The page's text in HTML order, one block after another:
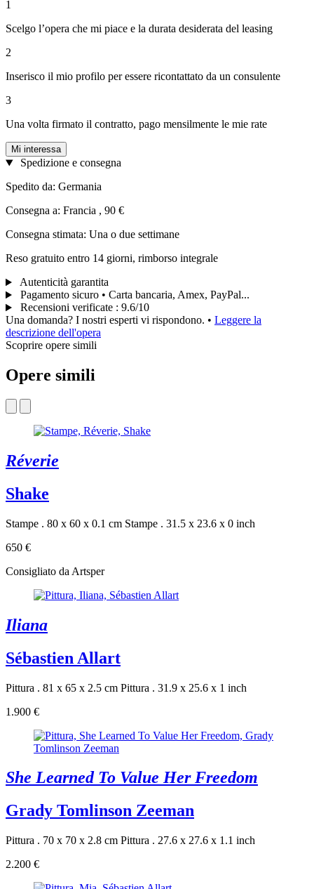
1
Scelgo l’opera che mi piace e la durata desiderata del leasing
2
Inserisco il mio profilo per essere ricontattato da un consulente
3
Una volta firmato il contratto, pago mensilmente le mie rate
Mi interessa
Spedizione e consegna
Spedito da: Germania
Consegna a: Francia , 90 €
Consegna stimata: Una o due settimane
Reso gratuito entro 14 giorni, rimborso integrale
Autenticità garantita
Pagamento sicuro • Carta bancaria, Amex, PayPal...
Recensioni verificate : 9.6/10
Una domanda? I nostri esperti vi rispondono. • Leggere la
descrizione dell'opera
Scoprire opere simili
Opere simili
Réverie
Shake
Stampe . 80 x 60 x 0.1 cm Stampe . 31.5 x 23.6 x 0 inch
650 €
Consigliato da Artsper
Iliana
Sébastien Allart
Pittura . 81 x 65 x 2.5 cm Pittura . 31.9 x 25.6 x 1 inch
1.900 €
She Learned To Value Her Freedom
Grady Tomlinson Zeeman
Pittura . 70 x 70 x 2.8 cm Pittura . 27.6 x 27.6 x 1.1 inch
2.200 €